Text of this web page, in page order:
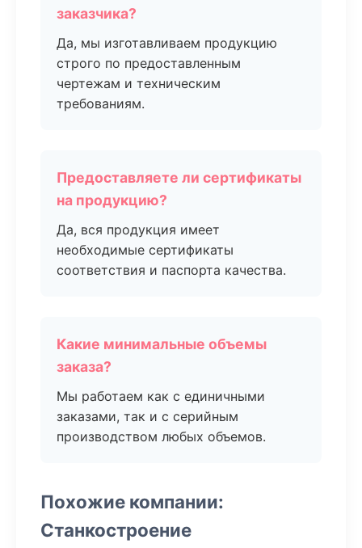
заказчика?
Да, мы изготавливаем продукцию
строго по предоставленным
чертежам и техническим
требованиям.
Предоставляете ли сертификаты
на продукцию?
Да, вся продукция имеет
необходимые сертификаты
соответствия и паспорта качества.
Какие минимальные объемы
заказа?
Мы работаем как с единичными
заказами, так и с серийным
производством любых объемов.
Похожие компании:
Станкостроение